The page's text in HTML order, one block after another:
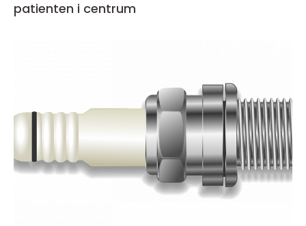
patienten i centrum